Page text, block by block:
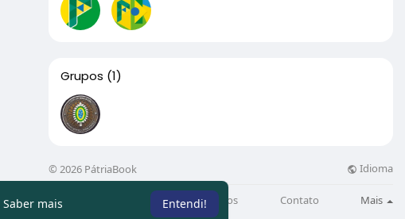
Saber mais Entendi!
Grupos (1)
© 2026 PátriaBook Idioma
Sobre Artigos Contato Mais